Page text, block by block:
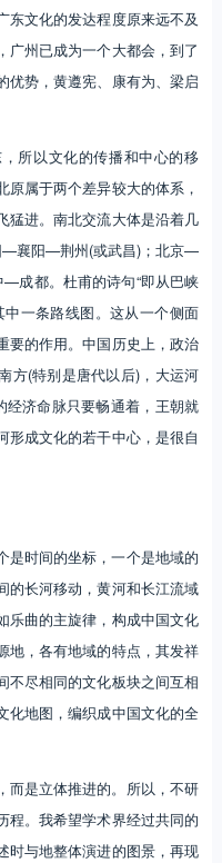
东文化的发达程度原来远不及
广州已成为一个大都会，到了
优势，黄遵宪、康有为、梁启
所以文化的传播和中心的移
属于两个差异较大的体系，
猛进。南北交流大体是沿着几
—襄阳—荆州(或武昌)；北京—
都。杜甫的诗句“即从巴峡
一条路线图。这从一个侧面
要的作用。中国历史上，政治
方(特别是唐代以后)，大运河
经济命脉只要畅通着，王朝就
形成文化的若干中心，是很自
是时间的坐标，一个是地域的
的长河移动，黄河和长江流域
乐曲的主旋律，构成中国文化
地，各有地域的特点，其发祥
不尽相同的文化板块之间互相
化地图，编织成中国文化的全
而是立体推进的。所以，不研
程。我希望学术界经过共同的
时与地整体演进的图景，再现